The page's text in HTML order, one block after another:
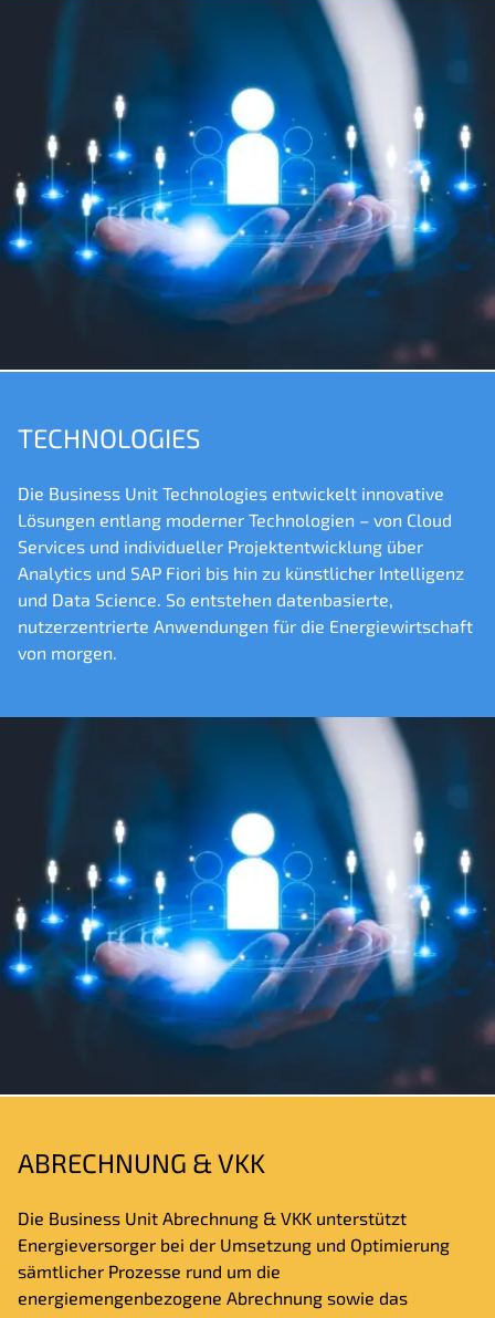
TECHNOLOGIES
Die Business Unit Technologies entwickelt innovative
Lösungen entlang moderner Technologien – von Cloud
Services und individueller Projektentwicklung über
Analytics und SAP Fiori bis hin zu künstlicher Intelligenz
und Data Science. So entstehen datenbasierte,
nutzerzentrierte Anwendungen für die Energiewirtschaft
von morgen.
ABRECHNUNG & VKK
Die Business Unit Abrechnung & VKK unterstützt
Energieversorger bei der Umsetzung und Optimierung
sämtlicher Prozesse rund um die
energiemengenbezogene Abrechnung sowie das